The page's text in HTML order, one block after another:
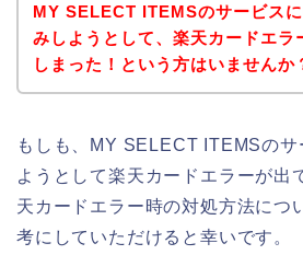
MY SELECT ITEMSのサービス
みしようとして、楽天カードエラ
しまった！という方はいませんか
もしも、MY SELECT ITEMSのサ
ようとして楽天カードエラーが出
天カードエラー時の対処方法につ
考にしていただけると幸いです。